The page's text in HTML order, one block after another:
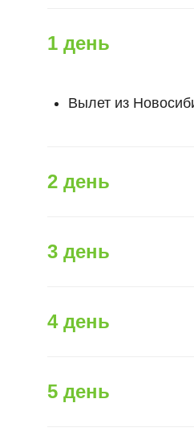
1 день
Вылет из
2 день
3 день
4 день
5 день